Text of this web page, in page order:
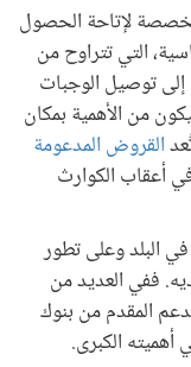
لإتاحة الحصول
التي تتراوح من
إلى توصيل الوجبات
من الأهمية بمكان
القروض المدعومة
أعقاب الكوارث
البلد وعلى تطور
ففي العديد من
المقدم من بنوك
أهميته الكبرى.